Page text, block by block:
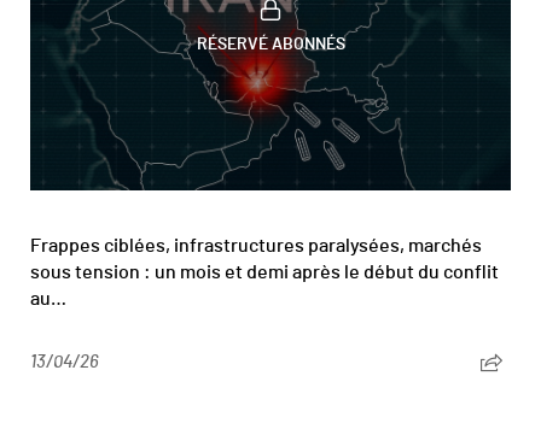
RÉSERVÉ ABONNÉS
Frappes ciblées, infrastructures paralysées, marchés
sous tension : un mois et demi après le début du conflit
au…
13/04/26